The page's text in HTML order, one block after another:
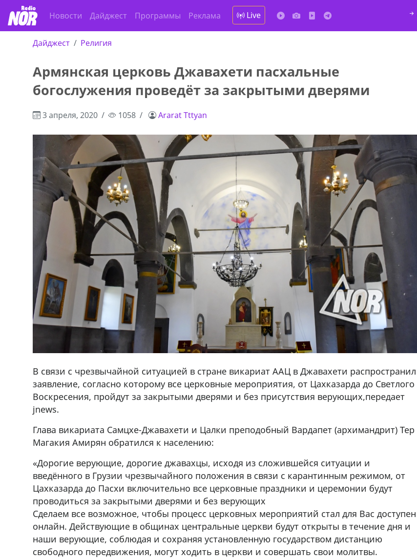
Новости Дайджест Программы Реклама Live
Дайджест Религия
Армянская церковь Джавахети пасхальные
богослужения проведёт за закрытыми дверями
3 апреля, 2020 1058 Ararat Tttyan
В связи с чрезвычайной ситуацией в стране викариат ААЦ в Джавахети распространил
заявление, согласно которому все церковные мероприятия, от Цахказарда до Светлого
Воскресения, пройдут за закрытыми дверями и без присутствия верующих,передает
jnews.
Глава викариата Самцхе-Джавахети и Цалки преподобный Вардапет (архимандрит) Тер
Магакия Амирян обратился к населению:
«Дорогие верующие, дорогие джавахцы, исходя из сложившейся ситуации и
введённого в Грузии чрезвычайного положения в связи с карантинным режимом, от
Цахказарда до Пасхи включительно все церковные праздники и церемонии будут
проводиться за закрытыми дверями и без верующих
Сделаем все возможное, чтобы процесс церковных мероприятий стал для Вас доступен
онлайн. Действующие в общинах центральные церкви будут открыты в течение дня и
наши верующие, соблюдая и сохраняя установленную государством дистанцию
свободного передвижения, могут ходить в церкви и совершать свои молитвы.
мешках, 500 22 47 42